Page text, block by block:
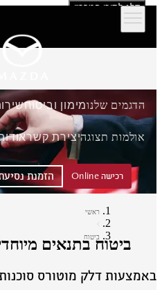
דלג לתוכן המרכזי
הדגמים שלנומימון וביטוחשירות
אולמות תצוגהיצירת קשראודות
רכישה Online הזמנת נסיעת
ראשי
ביטוח
ביטוח בתנאים
דלק מוטורס סוכנות לביטוח